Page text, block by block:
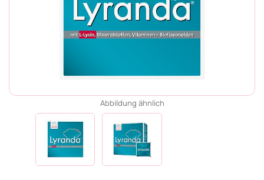
Abbildung ähnlich